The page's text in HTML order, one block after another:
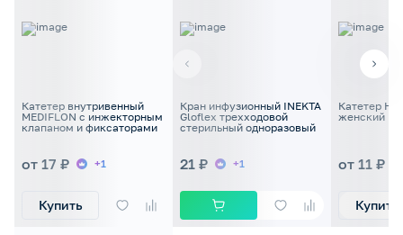
Катетер внутривенный
MEDIFLON с инжекторным
клапаном и фиксаторами
от 17 ₽ +1
Купить
Кран инфузионный INEKTA
Gloflex трехходовой
стерильный одноразовый
21 ₽ +1
Катетер
женский
от 11 ₽
Купить